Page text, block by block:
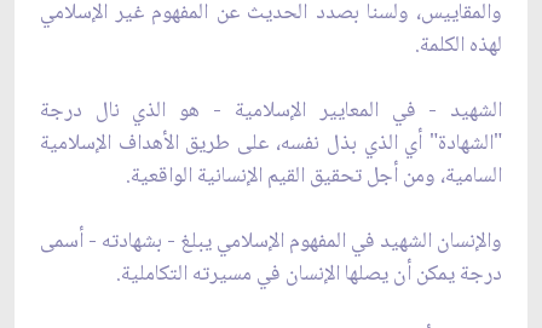
والمقاييس، ولسنا بصدد الحديث عن المفهوم غير الإسلامي
لهذه الكلمة.
الشهيد - في المعايير الإسلامية - هو الذي نال درجة
"الشهادة" أي الذي بذل نفسه، على طريق الأهداف الإسلامية
السامية، ومن أجل تحقيق القيم الإنسانية الواقعية.
والإنسان الشهيد في المفهوم الإسلامي يبلغ - بشهادته - أسمى
درجة يمكن أن يصلها الإنسان في مسيرته التكاملية.